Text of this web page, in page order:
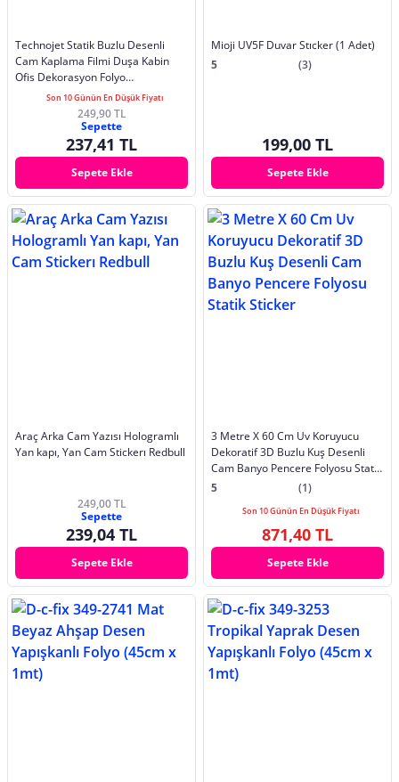
Technojet Statik Buzlu Desenli
Cam Kaplama Filmi Duşa Kabin
Ofis Dekorasyon Folyo
45cmx100cm
Son 10 Günün En Düşük Fiyatı
249,90 TL
Sepette
237,41 TL
Sepete Ekle
Mioji UV5F Duvar Stıcker (1 Adet)
5
(3)
199,00 TL
Sepete Ekle
Araç Arka Cam Yazısı Hologramlı
Yan kapı, Yan Cam Stickerı Redbull
249,00 TL
Sepette
239,04 TL
Sepete Ekle
3 Metre X 60 Cm Uv Koruyucu
Dekoratif 3D Buzlu Kuş Desenli
Cam Banyo Pencere Folyosu Statik
Sticker
5 (1)
Son 10 Günün En Düşük Fiyatı
871,40 TL
Sepete Ekle